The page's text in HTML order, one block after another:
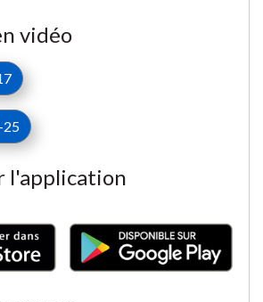
vidéo
25
l'application